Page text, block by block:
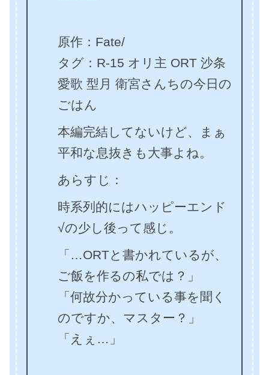
原作：Fate/
タグ：R-15 オリ主 ORT 沙条
愛歌 型月 衛宮さんちの今日の
ごはん
本編完結してないけど、まぁ
平和な息抜きも大事よね。
あらすじ：
時系列的にはハッピーエンド
√の少し後って感じ。
「…ORTと書かれているが、
ご飯を作るの私では？」
「何故分かっている事を聞く
のですか、マスター？」
「えぇ…」